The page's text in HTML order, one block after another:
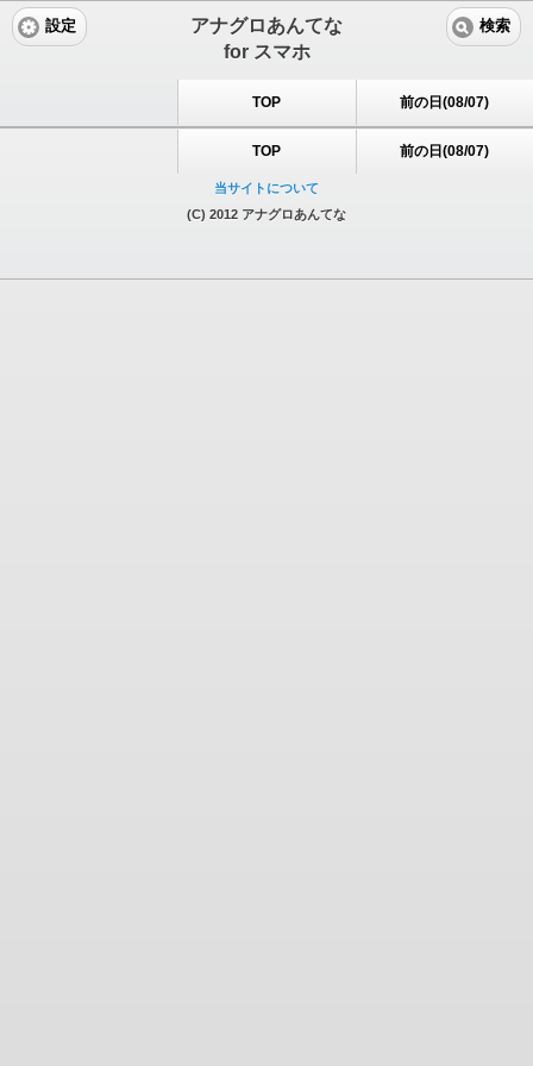
アナグロあんてな
for スマホ
設定 検索
TOP 前の日(08/07)
TOP 前の日(08/07)
当サイトについて
(C) 2012 アナグロあんてな